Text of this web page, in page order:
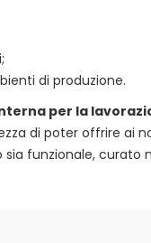
di produzione.
per la
di poter offrire ai
funzionale,